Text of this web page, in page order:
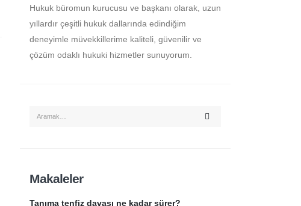
Hukuk büromun kurucusu ve başkanı olarak, uzun
yıllardır çeşitli hukuk dallarında edindiğim
deneyimle müvekkillerime kaliteli, güvenilir ve
çözüm odaklı hukuki hizmetler sunuyorum.
Makaleler
Tanıma tenfiz davası ne kadar sürer?